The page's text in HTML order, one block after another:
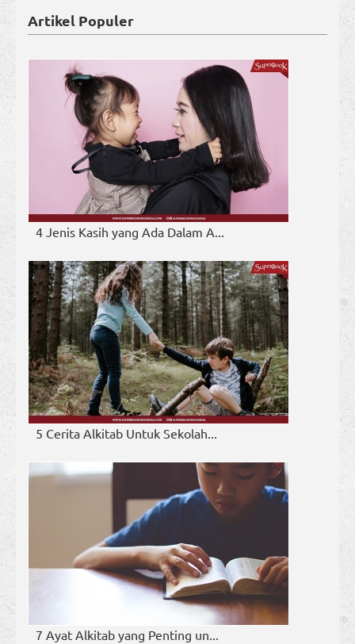
Artikel Populer
4 Jenis Kasih yang Ada Dalam A...
5 Cerita Alkitab Untuk Sekolah...
7 Ayat Alkitab yang Penting un...